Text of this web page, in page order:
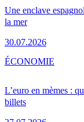
Une enclave
la mer
30.07.2026
L’euro en mèmes :
billets
ÉCONOMIE